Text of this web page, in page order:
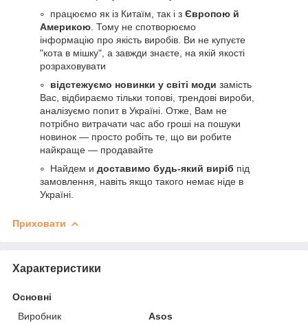
працюємо як із Китаїм, так і з Європою й
Америкою . Тому не спотворюємо
інформацію про якість виробів. Ви не купуєте
"кота в мішку", а завжди знаєте, на якій якості
розраховувати
відстежуємо новинки у світі моди замість
Вас, відбираємо тільки топові, трендові вироби,
аналізуємо попит в Україні. Отже, Вам не
потрібно витрачати час або гроші на пошуки
новинок — просто робіть те, що ви робите
найкраще — продавайте
Найдем и доставимо будь-який виріб під
замовлення, навіть якщо такого немає ніде в
Україні.
Приховати
Характеристики
Основні
Виробник
Asos